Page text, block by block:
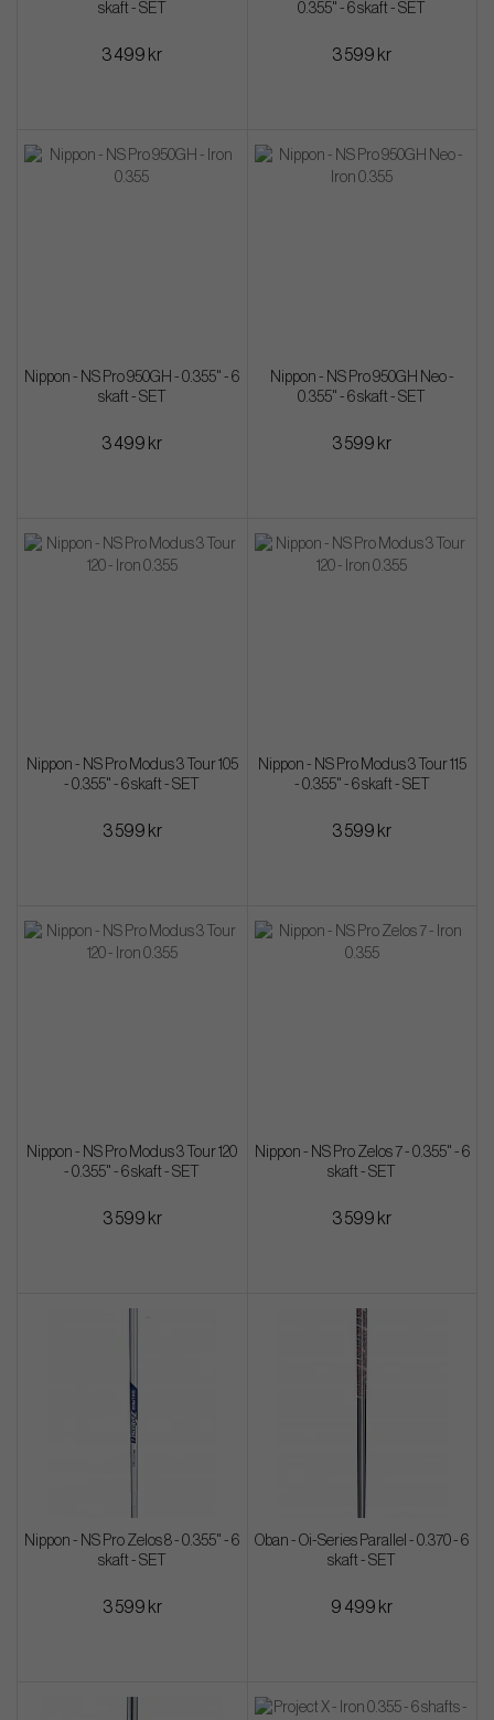
skaft - SET
3 499 kr
0.355" - 6 skaft - SET
3 599 kr
Nippon - NS Pro 950GH - 0.355" - 6
skaft - SET
3 499 kr
Nippon - NS Pro 950GH Neo -
0.355" - 6 skaft - SET
3 599 kr
Nippon - NS Pro Modus 3 Tour 105
- 0.355" - 6 skaft - SET
3 599 kr
Nippon - NS Pro Modus 3 Tour 115
- 0.355" - 6 skaft - SET
3 599 kr
Nippon - NS Pro Modus 3 Tour 120
- 0.355" - 6 skaft - SET
3 599 kr
Nippon - NS Pro Zelos 7 - 0.355" - 6
skaft - SET
3 599 kr
Nippon - NS Pro Zelos 8 - 0.355" - 6
skaft - SET
3 599 kr
Oban - Oi-Series Parallel - 0.370 - 6
skaft - SET
9 499 kr